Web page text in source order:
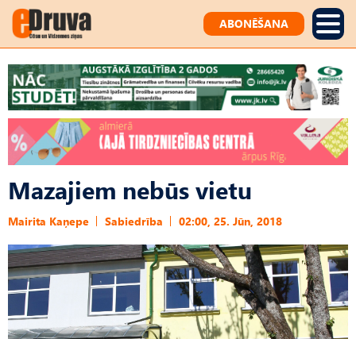
ABONĒŠANA
Mazajiem nebūs vietu
Mairita Kaņepe Sabiedrība 02:00, 25. Jūn, 2018